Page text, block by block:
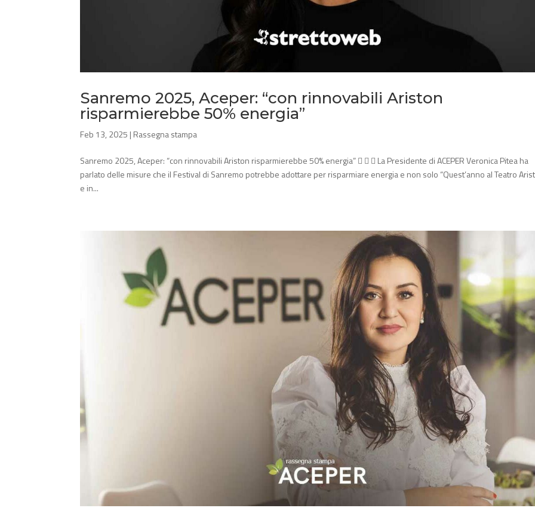
Sanremo 2025, Aceper: “con rinnovabili Ariston
risparmierebbe 50% energia”
Feb 13, 2025 | Rassegna stampa
Sanremo 2025, Aceper: “con rinnovabili Ariston risparmierebbe 50% energia”    La Presidente di ACEPER Veronica Pitea ha
parlato delle misure che il Festival di Sanremo potrebbe adottare per risparmiare energia e non solo “Quest’anno al Teatro
e in...